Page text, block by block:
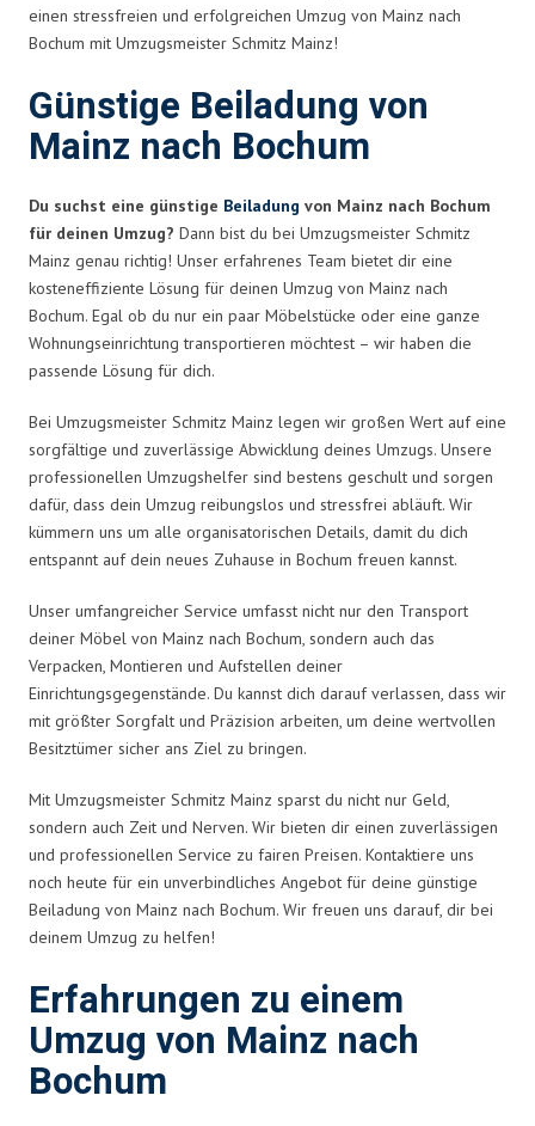
einen stressfreien und erfolgreichen Umzug von Mainz nach
Bochum mit Umzugsmeister Schmitz Mainz!
Günstige Beiladung von
Mainz nach Bochum
Du suchst eine günstige Beiladung von Mainz nach Bochum
für deinen Umzug? Dann bist du bei Umzugsmeister Schmitz
Mainz genau richtig! Unser erfahrenes Team bietet dir eine
kosteneffiziente Lösung für deinen Umzug von Mainz nach
Bochum. Egal ob du nur ein paar Möbelstücke oder eine ganze
Wohnungseinrichtung transportieren möchtest – wir haben die
passende Lösung für dich.
Bei Umzugsmeister Schmitz Mainz legen wir großen Wert auf eine
sorgfältige und zuverlässige Abwicklung deines Umzugs. Unsere
professionellen Umzugshelfer sind bestens geschult und sorgen
dafür, dass dein Umzug reibungslos und stressfrei abläuft. Wir
kümmern uns um alle organisatorischen Details, damit du dich
entspannt auf dein neues Zuhause in Bochum freuen kannst.
Unser umfangreicher Service umfasst nicht nur den Transport
deiner Möbel von Mainz nach Bochum, sondern auch das
Verpacken, Montieren und Aufstellen deiner
Einrichtungsgegenstände. Du kannst dich darauf verlassen, dass wir
mit größter Sorgfalt und Präzision arbeiten, um deine wertvollen
Besitztümer sicher ans Ziel zu bringen.
Mit Umzugsmeister Schmitz Mainz sparst du nicht nur Geld,
sondern auch Zeit und Nerven. Wir bieten dir einen zuverlässigen
und professionellen Service zu fairen Preisen. Kontaktiere uns
noch heute für ein unverbindliches Angebot für deine günstige
Beiladung von Mainz nach Bochum. Wir freuen uns darauf, dir bei
deinem Umzug zu helfen!
Erfahrungen zu einem
Umzug von Mainz nach
Bochum